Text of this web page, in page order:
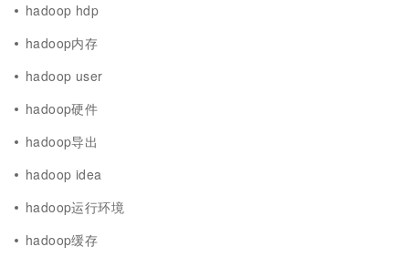
hadoop hdp
hadoop内存
hadoop user
hadoop硬件
hadoop导出
hadoop idea
hadoop运行环境
hadoop缓存